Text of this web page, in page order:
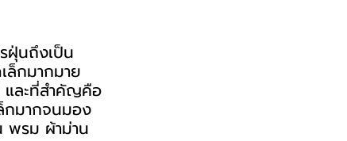
ฝุ่นถึงเป็น
ล็กมากมาย
และที่สำคัญคือ
กมากจนมอง
พรม ผ้าม่าน